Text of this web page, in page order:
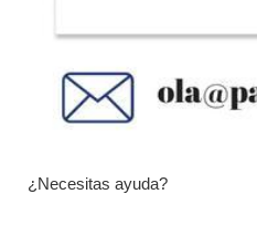
¿Necesitas ayuda?